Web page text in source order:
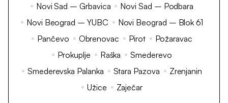
Novi Sad – Grbavica
Novi Sad – Podbara
Novi Beograd – YUBC
Novi Beograd – Blok 61
Pančevo
Obrenovac Pirot
Požaravac
Prokuplje
Raška
Smederevo
Smederevska Palanka
Stara Pazova
Zrenjanin
Užice
Zaječar